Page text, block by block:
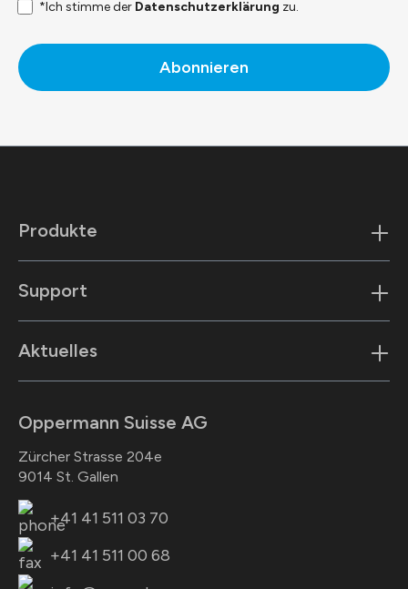
*Ich stimme der Datenschutzerklärung zu.
Abonnieren
Oppermann Suisse AG
Zürcher Strasse 204e
9014 St. Gallen
+41 41 511 03 70
+41 41 511 00 68
Produkte
Support
Aktuelles